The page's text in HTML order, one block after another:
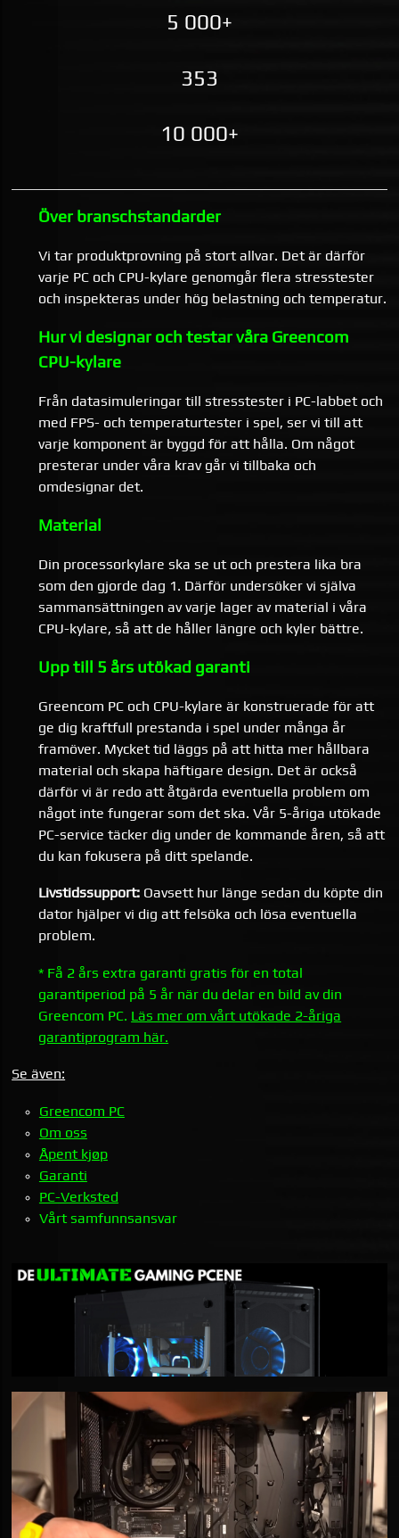
5 000+
353
10 000+
Över branschstandarder
Vi tar produktprovning på stort allvar. Det är därför
varje PC och CPU-kylare genomgår flera stresstester
och inspekteras under hög belastning och temperatur.
Hur vi designar och testar våra Greencom
CPU-kylare
Från datasimuleringar till stresstester i PC-labbet och
med FPS- och temperaturtester i spel, ser vi till att
varje komponent är byggd för att hålla. Om något
presterar under våra krav går vi tillbaka och
omdesignar det.
Material
Din processorkylare ska se ut och prestera lika bra
som den gjorde dag 1. Därför undersöker vi själva
sammansättningen av varje lager av material i våra
CPU-kylare, så att de håller längre och kyler bättre.
Upp till 5 års utökad garanti
Greencom PC och CPU-kylare är konstruerade för att
ge dig kraftfull prestanda i spel under många år
framöver. Mycket tid läggs på att hitta mer hållbara
material och skapa häftigare design. Det är också
därför vi är redo att åtgärda eventuella problem om
något inte fungerar som det ska. Vår 5-åriga utökade
PC-service täcker dig under de kommande åren, så att
du kan fokusera på ditt spelande.
Livstidssupport: Oavsett hur länge sedan du köpte din
dator hjälper vi dig att felsöka och lösa eventuella
problem.
* Få 2 års extra garanti gratis för en total
garantiperiod på 5 år när du delar en bild av din
Greencom PC. Läs mer om vårt utökade 2-åriga
garantiprogram här.
Se även:
Greencom PC
Om oss
Åpent kjøp
Garanti
PC-Verksted
Vårt samfunnsansvar